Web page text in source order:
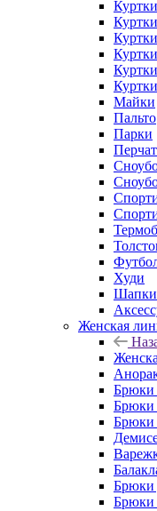
Майки
Пальто
Парки
Худи
Шапки
Женская
Брюки
Брюки
Брюки
Брюки
Брюки